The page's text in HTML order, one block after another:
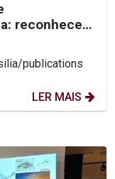
reconhecer
publications
LER MAIS